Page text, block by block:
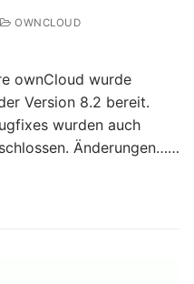
OWNCLOUD
ownCloud wurde
Version 8.2 bereit.
wurden auch
Änderungen……